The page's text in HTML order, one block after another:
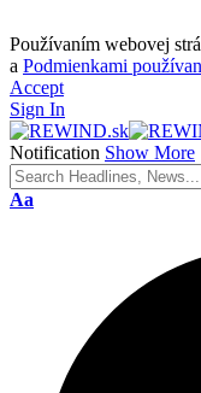
Používaním webovej
a Podmienkami
Accept
Sign In
Notification Show More
Font
Aa